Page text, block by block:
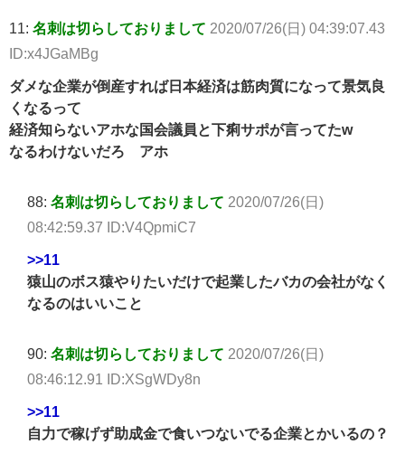
11: 名刺は切らしておりまして 2020/07/26(日) 04:39:07.43
ID:x4JGaMBg
ダメな企業が倒産すれば日本経済は筋肉質になって景気良
くなるって
経済知らないアホな国会議員と下痢サポが言ってたw
なるわけないだろ アホ
88: 名刺は切らしておりまして 2020/07/26(日)
08:42:59.37 ID:V4QpmiC7
>>11
猿山のボス猿やりたいだけで起業したバカの会社がなく
なるのはいいこと
90: 名刺は切らしておりまして 2020/07/26(日)
08:46:12.91 ID:XSgWDy8n
>>11
自力で稼げず助成金で食いつないでる企業とかいるの？